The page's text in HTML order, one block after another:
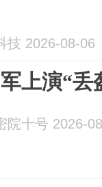
技 2026-08-06
上演“丢
院十号 2026-